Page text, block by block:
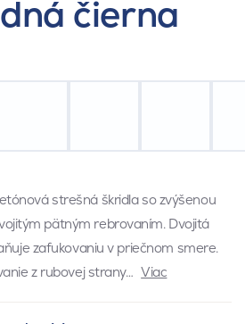
čierna
strešná škridla so zvýšenou
pätným rebrovaním. Dvojitá
zafukovaniu v priečnom smere.
z rubovej strany… Viac